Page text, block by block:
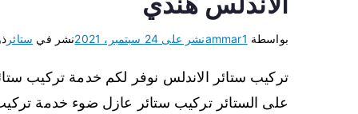
بواسطة ammar1نشر على 24 سبتمبر، 2021 نشر في ستائر
تركيب ستائر الاندلس نوفر لكم خدمة تركيب
على الستائر تركيب ستائر عازل ضوء خدمة